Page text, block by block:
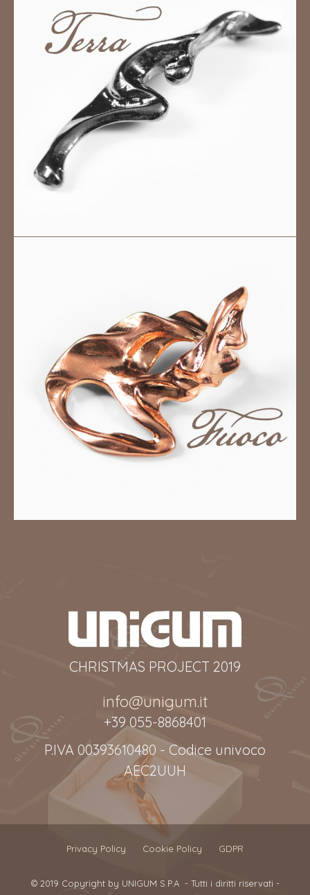
CHRISTMAS PROJECT 2019
info@unigum.it
+39 055-8868401
P.IVA 00393610480 - Codice univoco
AEC2UUH
Privacy Policy Cookie Policy GDPR
© 2019 Copyright by UNIGUM S.P.A- Tutti i diritti riservati -